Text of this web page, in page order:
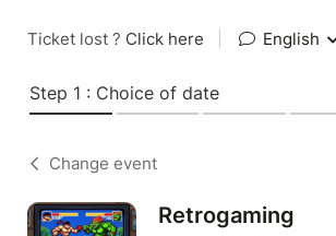
Ticket lost ? Click here English
Step 1 : Choice of date
Change event
Retrogaming